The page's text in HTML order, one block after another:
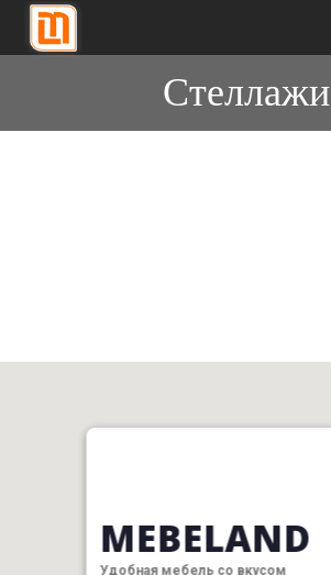
Стеллажи
MEBELAND
Удобная мебель со вкусом